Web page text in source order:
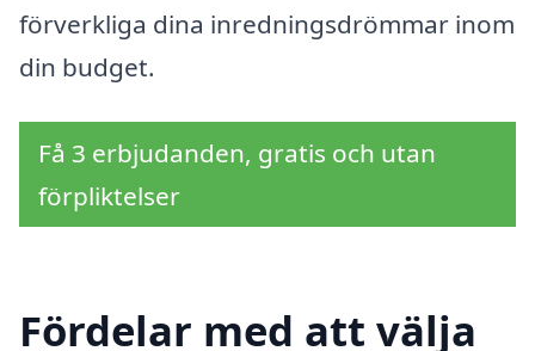
förverkliga dina inredningsdrömmar inom
din budget.
Få 3 erbjudanden, gratis och utan
förpliktelser
Fördelar med att välja